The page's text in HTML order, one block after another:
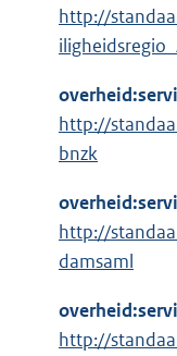
http://
http://
bnzk
http://
damsaml
http://